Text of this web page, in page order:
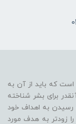
که باید از آن به
برای بشر شناخته
رسیدن به اهداف خود
زودتر به هدف مورد